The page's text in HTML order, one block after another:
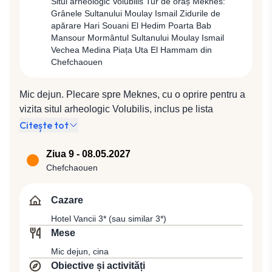
Coranică, Moscheea Qaraouiyine, una dintre cele mai
vechi universităţi islamice, Mausoleul Mulai Idriss,
Souk Nejjarine, renumita piaţă unde se poate vedea şi
fântâna cu acelaşi nume şi cartierul evreiesc Mellah.
Grânele Sultanului Moulay Ismail Zidurile de
apărare Hari Souani El Hedim Poarta Bab
Mansour Mormântul Sultanului Moulay Ismail
Vechea Medina Piața Uta El Hammam din
Chefchaouen
Mic dejun. Plecare spre Meknes, cu o oprire pentru a
vizita situl arheologic Volubilis, inclus pe lista
Patrimoniului Mondial UNESCO în anul 1997, unde
din nordul Africii şi unele dintre cele mai bine
conservate Mozaicuri Romane. Ne vom opri apoi în
vom resimţi din plin măreţia cu care s-au înconjurat
de glorie în timpul Sultanului Mulay Ismail,
contemporan cu Ludovic al XIV-lea al Franţei, sultan
care a dorit să transforme oraşul într-un regat,
ordonând construcţia numeroaselor palate, moschei,
Citește tot
Ziua 9 - 08.05.2027
Chefchaouen
Cazare
Hotel Vancii 3* (sau similar 3*)
Mese
Mic dejun, cina
Obiective și activități